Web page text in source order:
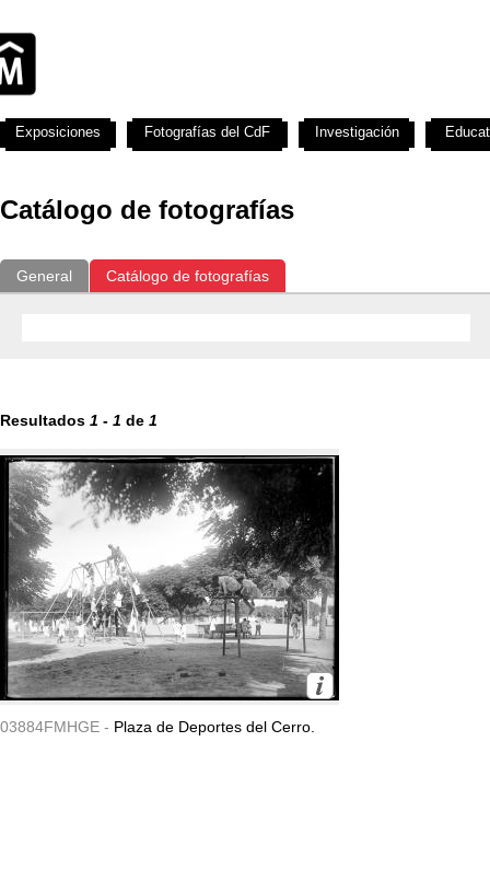
Catálogo de fotografías
General Catálogo de fotografías
Resultados 1 - 1 de 1
03884FMHGE - Plaza de Deportes del Cerro.
Exposiciones Fotografías del CdF Investigación